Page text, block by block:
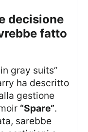
fatto
ha descritto
gestione
“Spare”.
sarebbe